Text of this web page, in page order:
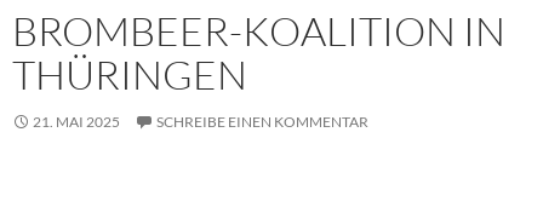
BROMBEER-KOALITION IN
THÜRINGEN
21. MAI 2025 SCHREIBE EINEN KOMMENTAR